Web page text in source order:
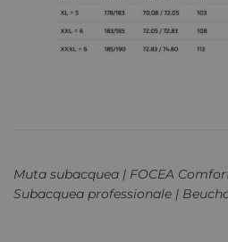
Muta subacquea | FOCEA
Subacquea professionale |